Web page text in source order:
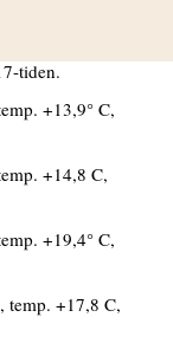
det på
Nidingen.
tiden.
+13,9° C,
+14,8 C,
+19,4° C,
temp. +17,8 C,